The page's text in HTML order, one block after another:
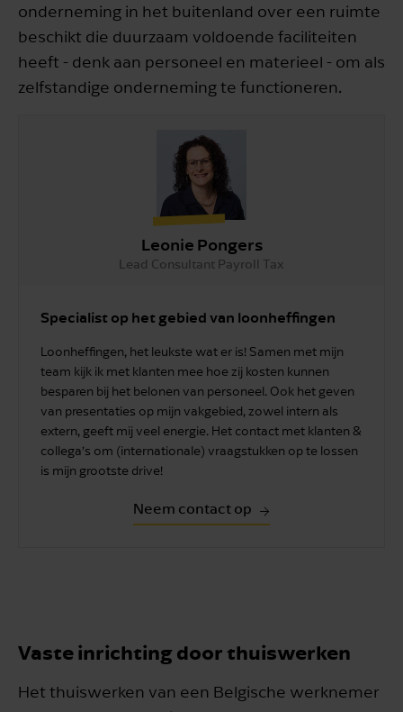
onderneming in het buitenland over een ruimte
beschikt die duurzaam voldoende faciliteiten
heeft - denk aan personeel en materieel - om als
zelfstandige onderneming te functioneren.
Leonie Pongers
Lead Consultant Payroll Tax
Specialist op het gebied van loonheffingen
Loonheffingen, het leukste wat er is! Samen met mijn
team kijk ik met klanten mee hoe zij kosten kunnen
besparen bij het belonen van personeel. Ook het geven
van presentaties op mijn vakgebied, zowel intern als
extern, geeft mij veel energie. Het contact met klanten &
collega’s om (internationale) vraagstukken op te lossen
is mijn grootste drive!
Neem contact op
Vaste inrichting door thuiswerken
Het thuiswerken van een Belgische werknemer